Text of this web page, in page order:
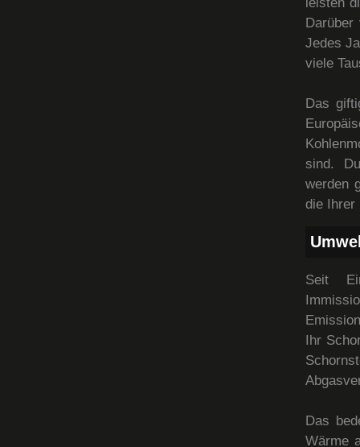
Jedes
viele
Das
sind.
werden
die Ihrer
Seit
Ihr
Das
Wärme